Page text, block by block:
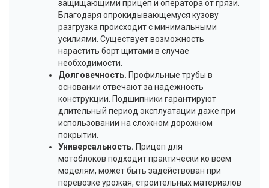
защищающими прицеп и оператора от грязи.
Благодаря опрокидывающемуся кузову
разгрузка происходит с минимальными
усилиями. Существует возможность
нарастить борт щитами в случае
необходимости.
Долговечность. Профильные трубы в
основании отвечают за надежность
конструкции. Подшипники гарантируют
длительный период эксплуатации даже при
использовании на сложном дорожном
покрытии.
Универсальность. Прицеп для
мотоблоков подходит практически ко всем
моделям, может быть задействован при
перевозке урожая, строительных материалов